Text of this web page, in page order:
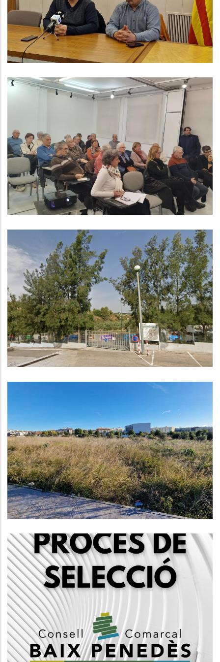
Per Posar Fi Al Conflicte Laboral
Altres
Trobada Del Consell Consultiu De
La Gent Gran Del Baix Penedès
Altres
Demà 1 De Gener De 2025
Comença El Nou Servei De
Recollida I Transport De Residus
Al Baix Penedès
Medi
Nou Pas Per A La Construcció De
La Nova Seu Comarcal
Altres
NOU PROCÉS DE SELECCIÓ DE
PERSONAL PER A JOVES DEL
CONSELL COMARCAL DEL BAIX
PENEDÈS
Ocupació